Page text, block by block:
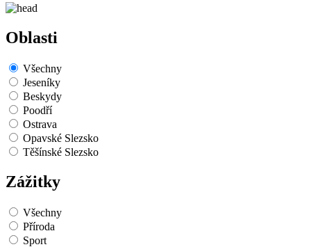
Oblasti
Všechny
Jeseníky
Beskydy
Poodří
Ostrava
Opavské Slezsko
Těšínské Slezsko
Zážitky
Všechny
Příroda
Sport